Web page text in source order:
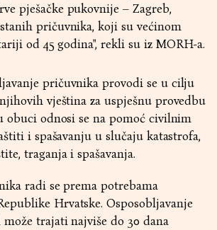
pješačke pukovnije – Zagreb,
pričuvnika, koji su većinom
od 45 godina", rekli su iz MORH-a.
pričuvnika provodi se u cilju
vještina za uspješnu provedbu
obuci odnosi se na pomoć civilnim
i spašavanju u slučaju katastrofa,
traganja i spašavanja.
radi se prema potrebama
Hrvatske. Osposobljavanje
trajati najviše do 30 dana